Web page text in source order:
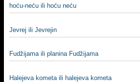
hoću-neću ili hoću neću
Jevrej ili Jevrejin
Fudžijama ili planina Fudžijama
Halejeva kometa ili halejeva kometa